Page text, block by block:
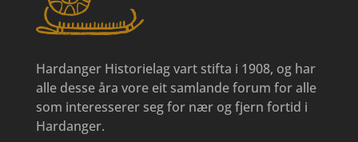
Hardanger Historielag vart stifta i 1908, og har
alle desse åra vore eit samlande forum for alle
som interesserer seg for nær og fjern fortid i
Hardanger.